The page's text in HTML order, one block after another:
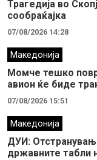
Трагедија во
сообраќајка
07/08/2026 14:28
Македонија
Момче тешко
авион ќе биде
07/08/2026 15:51
Македонија
ДУИ:
државните табли